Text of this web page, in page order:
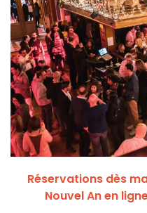
Réservations dès
Nouvel An en